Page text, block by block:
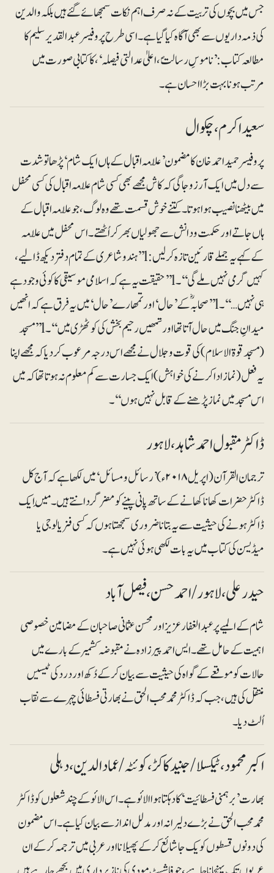
جس میں بچوں کی تربیت کے نہ صرف اہم نکات سمجھائے گئے ہیں بلکہ والدین
کی ذمہ داریوں سے بھی آگاہ کیا گیا ہے۔اسی طرح پروفیسر عبدالقدیر سلیم کا
مطالعہ کتاب: ’ناموسِ رسالتؐ، اعلیٰ عدالتی فیصلہ‘ ، کا کتابی صورت میں
مرتب ہونا بہت بڑا احسان ہے۔
سعید اکرم ، چکوال
پروفیسر حمید احمد خان کا مضمون ’علّامہ اقبال کے ہاں ایک شام‘ پڑھا تو شدت
سے د ل میں ایک آرزو جاگی کہ کاش مجھے بھی کسی شام علّامہ اقبال کی کسی محفل
میں بیٹھنا نصیب ہوا ہوتا۔ کتنے خوش قسمت تھے وہ لوگ، جو علّامہ اقبال کے
ہاں جاتے اور حکمت و دانش سے جھولیاں بھر کر اُٹھتے۔ اس محفل میں علّامہ
کے کہے یہ جملے قارئین تازہ کرلیں: l’’ہندو شاعری کے تمام دفتر دیکھ ڈالیے،
کہیں گرمی نہیں ملے گی‘‘۔ l’’حقیقت یہ ہے کہ اسلامی موسیقی کا کوئی وجود ہے
ہی نہیں…‘‘۔ l’’صحابہؓ کے ’حال‘ اور تمھارے ’حال‘ میں یہ فرق ہے کہ انھیں
میدانِ جنگ میں حال آتا تھا اور تمھیں رحیم بخش کی کوٹھڑی میں‘‘۔ l’’مسجد
(مسجد قوۃ الاسلام) کی قوت و جلال نے مجھے اس درجہ مرعوب کر دیا کہ مجھے اپنا
یہ فعل (نماز ادا کرنے کی خواہش) ایک جسارت سے کم معلوم نہ ہوتا تھا کہ میں
اس مسجد میں نماز پڑھنے کے قابل نہیں ہوں‘‘۔
ڈاکٹر مقبول احمد شاہد ، لاہور
ترجمان القرآن (اپریل ۲۰۱۸ء) ’رسائل و مسائل‘ میں لکھا ہے کہ آج کل
ڈاکٹر حضرات کھانا کھانے کے ساتھ پانی پینے کو مضر گردانتے ہیں۔ مَیں ایک
ڈاکٹر ہونے کی حیثیت سے یہ بتانا ضروری سمجھتا ہوں کہ کسی فزیالوجی یا
میڈیسن کی کتاب میں یہ بات لکھی ہوئی نہیں ہے۔
حیدرعلی ، لاہور/احمد حسن ، فیصل آباد
شام کے المیے پر عبدالغفار عزیز اور محسن عثمانی صاحبان کے مضامین خصوصی
اہمیت کے حامل تھے۔ ایس احمد پیرزادہ نے مقبوضہ کشمیر کے بارے میں
حالات کو موقعے کے گواہ کی حیثیت سے بیان کرکے دُکھ اور درد کی ٹیسیں
منتقل کی ہیں، جب کہ ڈاکٹر محمد محب الحق نے بھارتی فسطائی چہرے سے نقاب
اُلٹ دیا ۔
اکبر محمود ، ٹیکسلا/ جنید کاکڑ ، کوئٹہ/عمادالدین ،دہلی
بھارت ’برہمنی فسطائیت‘ کا دہکتا ہوا الائو ہے۔ اس الائو کے چند شعلوں کو ڈاکٹر
محمد محب الحق نے بڑے دلیرانہ اور مدلل انداز سے بیان کیا ہے۔ اس مضمون
کی دونوں قسطوں کو یک جا شائع کرکے پھیلانا اور عربی میں ترجمہ کر کے ان